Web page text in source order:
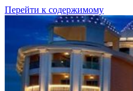
Перейти к содержимому